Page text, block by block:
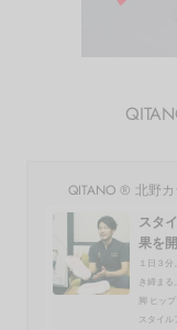
QITANO ® 北野
スタ
果を
１日３
き締まる
脚 ヒッ
スタイル